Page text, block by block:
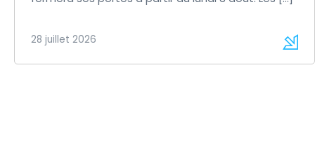
28 juillet 2026